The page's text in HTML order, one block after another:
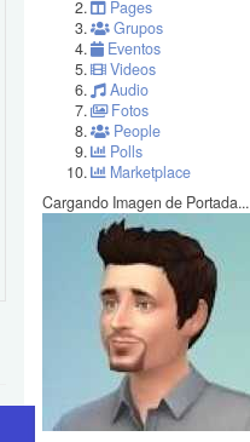
Pages
Grupos
Eventos
Videos
Audio
Fotos
People
Polls
Marketplace
Cargando Imagen de Portada...